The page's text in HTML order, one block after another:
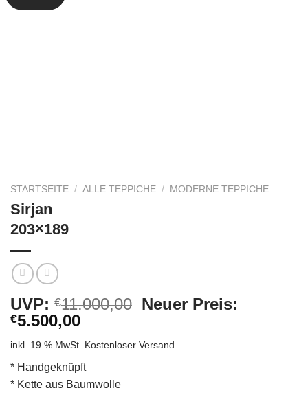
STARTSEITE / ALLE TEPPICHE / MODERNE TEPPICHE
Sirjan
203×189
UVP: €11.000,00 Ursprünglicher
€11.000,00
Neuer Preis:
€5.500,00Aktueller
ist:
€5.500,00.
inkl. 19 % MwSt. Kostenloser Versand
* Handgeknüpft
* Kette aus Baumwolle